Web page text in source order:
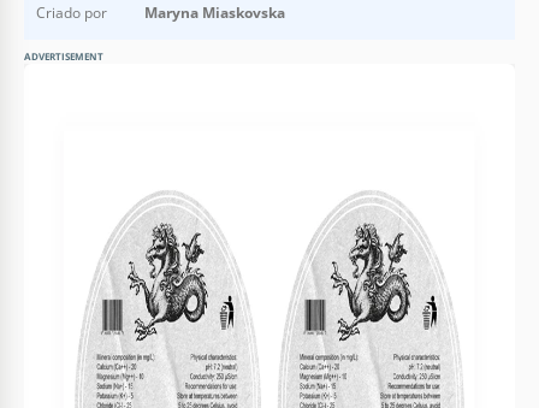
Criado por
Maryna Miaskovska
ADVERTISEMENT